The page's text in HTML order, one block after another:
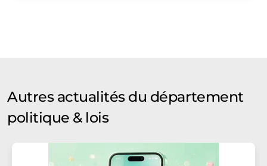
Autres actualités du département
politique & lois